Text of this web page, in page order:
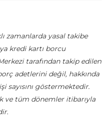
zamanlarda yasal takibe
kredi kartı borcu
tarafından takip edilen
adetlerini değil, hakkında
sayısını göstermektedir.
ve tüm dönemler itibarıyla